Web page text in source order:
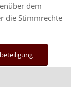
dem
die Stimmrechte